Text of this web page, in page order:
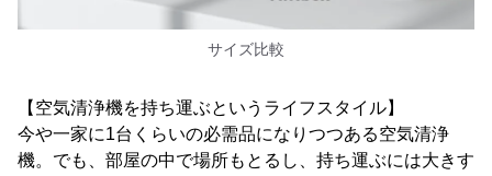
サイズ比較
【空気清浄機を持ち運ぶというライフスタイル】
今や一家に1台くらいの必需品になりつつある空気清浄
機。でも、部屋の中で場所もとるし、持ち運ぶには大きす